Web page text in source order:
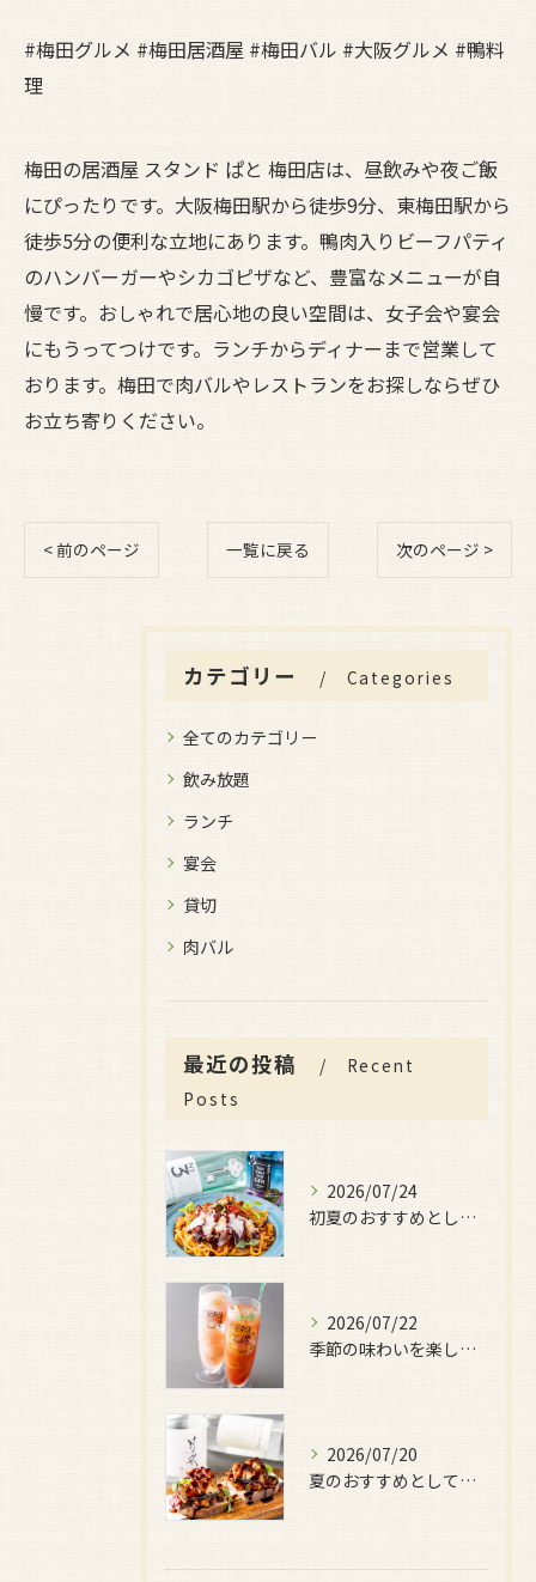
#梅田グルメ #梅田居酒屋 #梅田バル #大阪グルメ #鴨料
理
梅田の居酒屋 スタンド ぱと 梅田店は、昼飲みや夜ご飯
にぴったりです。大阪梅田駅から徒歩9分、東梅田駅から
徒歩5分の便利な立地にあります。鴨肉入りビーフパティ
のハンバーガーやシカゴピザなど、豊富なメニューが自
慢です。おしゃれで居心地の良い空間は、女子会や宴会
にもうってつけです。ランチからディナーまで営業して
おります。梅田で肉バルやレストランをお探しならぜひ
お立ち寄りください。
< 前のページ 一覧に戻る 次のページ >
カテゴリー Categories
全てのカテゴリー
飲み放題
ランチ
宴会
貸切
肉バル
最近の投稿
Recent
Posts
2026/07/24
初夏のおすすめとしてご用意しているのが、
2026/07/22
季節の味わいを楽しみたい日におすすめなのが、
2026/07/20
夏のおすすめとしてぜひ味わっていただきたいのが、